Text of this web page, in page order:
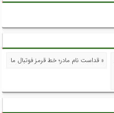
« قداست نام مادر؛ خط قرمز فوتبال ما